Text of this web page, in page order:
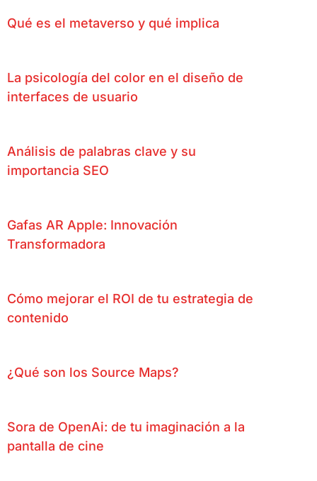
Qué es el metaverso y qué implica
La psicología del color en el diseño de
interfaces de usuario
Análisis de palabras clave y su
importancia SEO
Gafas AR Apple: Innovación
Transformadora
Cómo mejorar el ROI de tu estrategia de
contenido
¿Qué son los Source Maps?
Sora de OpenAi: de tu imaginación a la
pantalla de cine